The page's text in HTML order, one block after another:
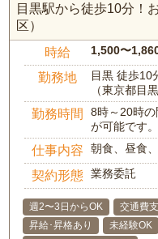
目黒駅から徒歩10分！
区）
時給 1,500〜
勤務地
目黒 徒歩10
（東京都目
勤務時間
8時～20時
が可能です
仕事内容 朝食、昼食
契約形態 業務委託
週2〜3日からOK 交通費
昇給･昇格あり
未経験OK